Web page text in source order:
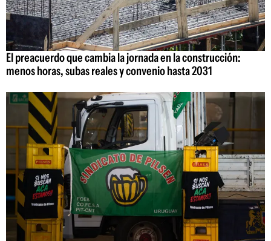
El preacuerdo que cambia la jornada en la construcción:
menos horas, subas reales y convenio hasta 2031